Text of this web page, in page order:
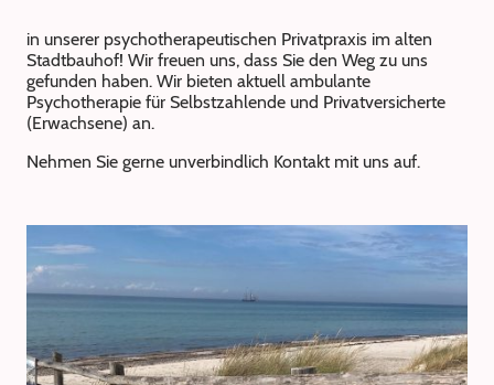
in unserer psychotherapeutischen Privatpraxis im alten
Stadtbauhof! Wir freuen uns, dass Sie den Weg zu uns
gefunden haben. Wir bieten aktuell ambulante
Psychotherapie für Selbstzahlende und Privatversicherte
(Erwachsene) an.
Nehmen Sie gerne unverbindlich Kontakt mit uns auf.